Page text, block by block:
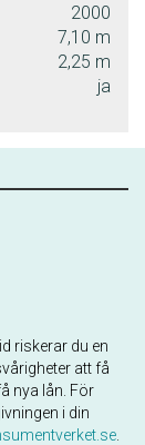
2000
7,10 m
2,25 m
ja
riskerar du en
att få
nya lån. För
i din